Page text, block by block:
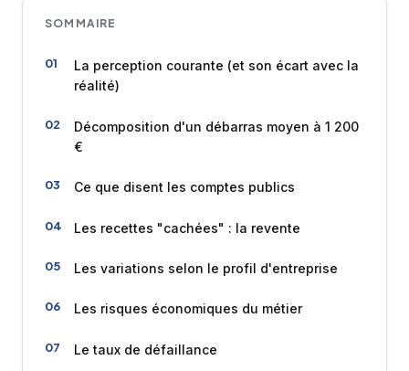
SOMMAIRE
La perception courante (et son écart avec la
réalité)
Décomposition d'un débarras moyen à 1 200
€
Ce que disent les comptes publics
Les recettes "cachées" : la revente
Les variations selon le profil d'entreprise
Les risques économiques du métier
Le taux de défaillance